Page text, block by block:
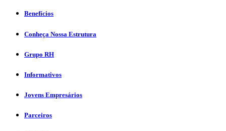
Benefícios
Conheça Nossa Estrutura
Grupo RH
Informativos
Jovens Empresários
Parceiros